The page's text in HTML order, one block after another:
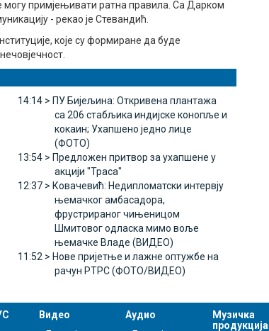
могу примјењивати ратна правила. Са Дарком
- рекао је Стевандић.
које су формиране да буде
14:14 > ПУ Бијељина: Откривена плантажа
са 206 стабљика индијске конопље и
кокаин; Ухапшено једно лице
(ФОТО)
13:54 > Предложен притвор за ухапшене у
акцији "Траса"
12:37 > Ковачевић: Недипломатски интервју
њемачког амбасадора,
фрустрираног чињеницом
Шмитовог одласка мимо воље
њемачке Владе (ВИДЕО)
11:52 > Нове пријетње и лажне оптужбе на
рачун РТРС (ФОТО/ВИДЕО)
Видео
Аудио
Музичка
продукција